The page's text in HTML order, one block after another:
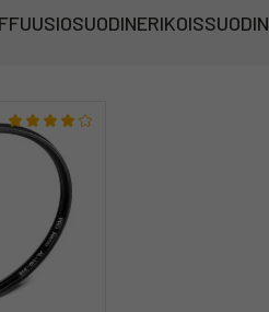
ERIKOISSUODIN